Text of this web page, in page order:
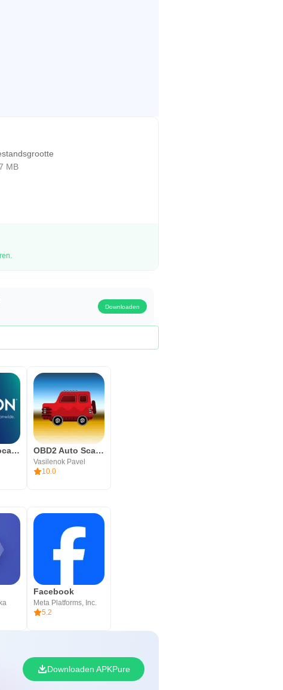
MB
Downloaden
NewsON - Local News & Weather OBD2 Auto Scaner OliviaDrive
Vasilenok Pavel
10.0
Facebook
Meta Platforms, Inc.
5.2
Downloaden APKPure